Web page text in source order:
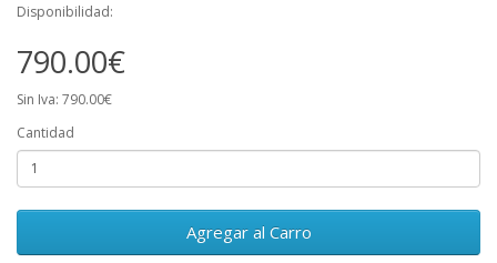
Disponibilidad:
790.00€
Sin Iva: 790.00€
Cantidad
Agregar al Carro